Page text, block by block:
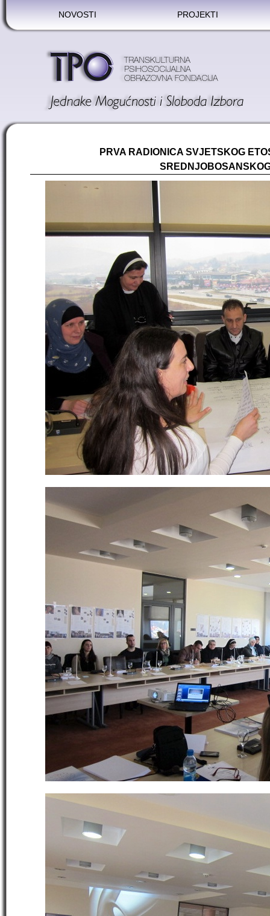
NOVOSTI PROJEKTI
PRVA RADIONICA SVJETSKOG